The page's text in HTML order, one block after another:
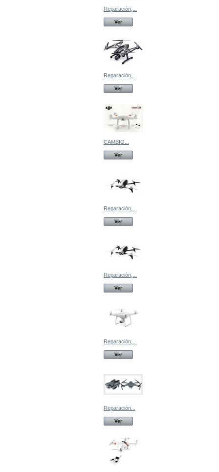
Reparación,...
Ver
Reparación,...
Ver
CAMBIO...
Ver
Reparación,...
Ver
Reparación,...
Ver
Reparación,...
Ver
Reparación...
Ver